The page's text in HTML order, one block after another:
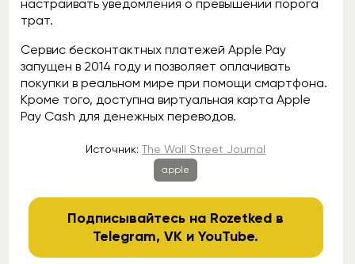
настраивать уведомления о превышении порога
трат.
Сервис бесконтактных платежей Apple Pay
запущен в 2014 году и позволяет оплачивать
покупки в реальном мире при помощи смартфона.
Кроме того, доступна виртуальная карта Apple
Pay Cash для денежных переводов.
Источник:The Wall Street Journal
apple
Подписывайтесь на Rozetked в
Telegram,VK иYouTube.